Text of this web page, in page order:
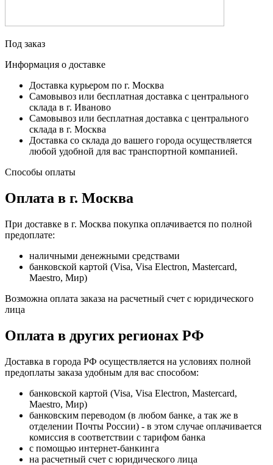
Под заказ
Информация о доставке
Доставка курьером по г. Москва
Самовывоз или бесплатная доставка с центрального
склада в г. Иваново
Самовывоз или бесплатная доставка с центрального
склада в г. Москва
Доставка со склада до вашего города осуществляется
любой удобной для вас транспортной компанией.
Способы оплаты
Оплата в г. Москва
При доставке в г. Москва покупка оплачивается по полной
предоплате:
наличными денежными средствами
банковской картой (Visa, Visa Electron, Mastercard,
Maestro, Мир)
Возможна оплата заказа на расчетный счет с юридического
лица
Оплата в других регионах РФ
Доставка в города РФ осуществляется на условиях полной
предоплаты заказа удобным для вас способом:
банковской картой (Visa, Visa Electron, Mastercard,
Maestro, Мир)
банковским переводом (в любом банке, а так же в
отделении Почты России) - в этом случае оплачивается
комиссия в соответствии с тарифом банка
с помощью интернет-банкинга
на расчетный счет с юридического лица